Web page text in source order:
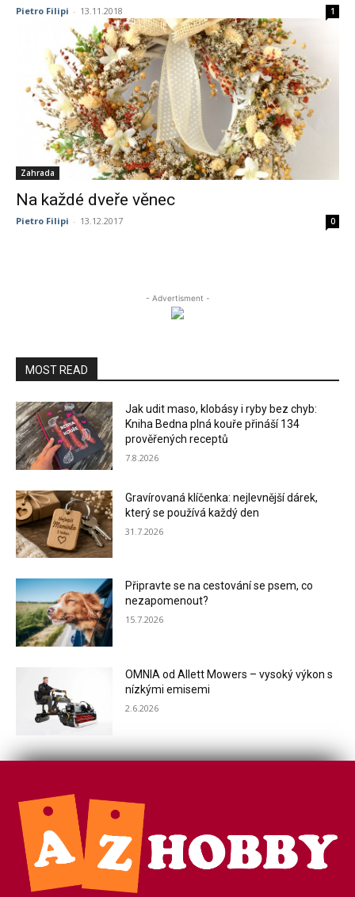
Pietro Filipi - 13.11.2018 1
Zahrada
Na každé dveře věnec
Pietro Filipi - 13.12.2017 0
- Advertisment -
MOST READ
Jak udit maso, klobásy i ryby bez chyb:
Kniha Bedna plná kouře přináší 134
prověřených receptů
7.8.2026
Gravírovaná klíčenka: nejlevnější dárek,
který se používá každý den
31.7.2026
Připravte se na cestování se psem, co
nezapomenout?
15.7.2026
OMNIA od Allett Mowers – vysoký výkon s
nízkými emisemi
2.6.2026